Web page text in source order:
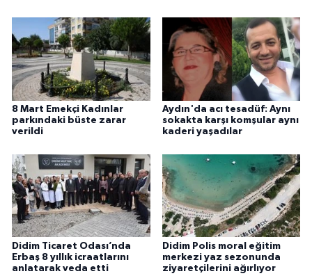
8 Mart Emekçi Kadınlar
parkındaki büste zarar
verildi
Aydın'da acı tesadüf: Aynı
sokakta karşı komşular aynı
kaderi yaşadılar
Didim Ticaret Odası’nda
Erbaş 8 yıllık icraatlarını
anlatarak veda etti
Didim Polis moral eğitim
merkezi yaz sezonunda
ziyaretçilerini ağırlıyor